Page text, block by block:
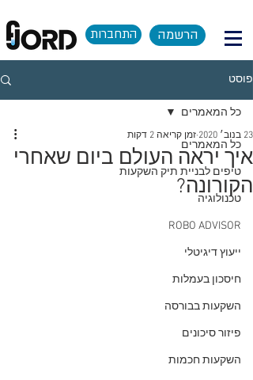
הרשמה התחברות
פוסט
כל המאמרים
טיפים לבניית תיק השקעות
טכנולוגיה
ROBO ADVISOR
ייעוץ דיגיטלי
חיסכון בעמלות
השקעות בבורסה
פיזור סיכונים
השקעות חכמות
כל המאמרים
איך יראה העולם ביום שאחרי
הקורונה?
23 בנוב׳ 2020 זמן קריאה 2 דקות